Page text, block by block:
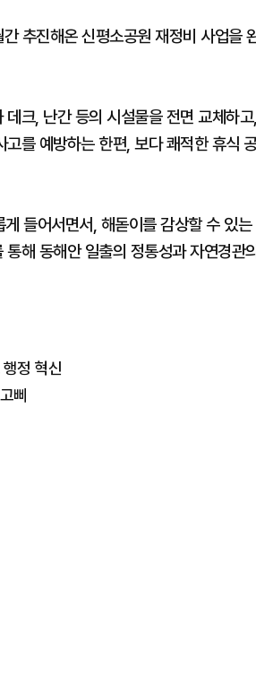
추진해온 신평소공원 재정비 사업을
크, 난간 등의 시설물을 전면 교체하
를 예방하는 한편, 보다 쾌적한 휴식
게 들어서면서, 해돋이를 감상할 수 있
해 동해안 일출의 정통성과 자연경관
정 혁신
삐